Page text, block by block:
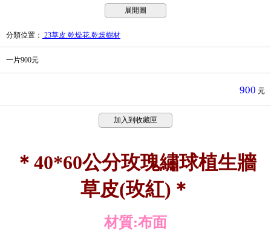
展開圖
分類位置 ： 23草皮.乾燥花.乾燥樹材
一片900元
900 元
加入到收藏匣
＊40*60公分玫瑰繡球植生牆
草皮(玫紅)＊
材質:布面